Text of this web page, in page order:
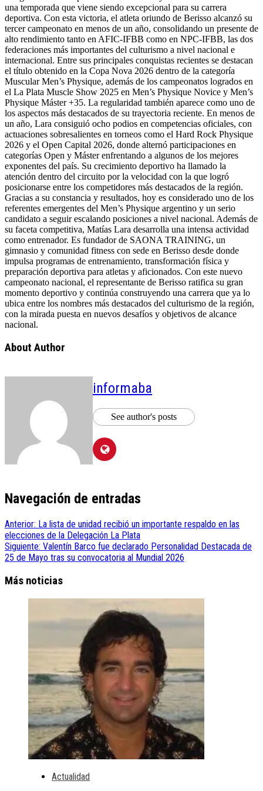
una temporada que viene siendo excepcional para su carrera
deportiva. Con esta victoria, el atleta oriundo de Berisso alcanzó su
tercer campeonato en menos de un año, consolidando un presente de
alto rendimiento tanto en AFIC-IFBB como en NPC-IFBB, las dos
federaciones más importantes del culturismo a nivel nacional e
internacional. Entre sus principales conquistas recientes se destacan
el título obtenido en la Copa Nova 2026 dentro de la categoría
Muscular Men’s Physique, además de los campeonatos logrados en
el La Plata Muscle Show 2025 en Men’s Physique Novice y Men’s
Physique Máster +35. La regularidad también aparece como uno de
los aspectos más destacados de su trayectoria reciente. En menos de
un año, Lara consiguió ocho podios en competencias oficiales, con
actuaciones sobresalientes en torneos como el Hard Rock Physique
2026 y el Open Capital 2026, donde alternó participaciones en
categorías Open y Máster enfrentando a algunos de los mejores
exponentes del país. Su crecimiento deportivo ha llamado la
atención dentro del circuito por la velocidad con la que logró
posicionarse entre los competidores más destacados de la región.
Gracias a su constancia y resultados, hoy es considerado uno de los
referentes emergentes del Men’s Physique argentino y un serio
candidato a seguir escalando posiciones a nivel nacional. Además de
su faceta competitiva, Matías Lara desarrolla una intensa actividad
como entrenador. Es fundador de SAONA TRAINING, un
gimnasio y comunidad fitness con sede en Berisso desde donde
impulsa programas de entrenamiento, transformación física y
preparación deportiva para atletas y aficionados. Con este nuevo
campeonato nacional, el representante de Berisso ratifica su gran
momento deportivo y continúa construyendo una carrera que ya lo
ubica entre los nombres más destacados del culturismo de la región,
con la mirada puesta en nuevos desafíos y objetivos de alcance
nacional.
About Author
informaba
See author's posts
Navegación de entradas
Anterior: La lista de unidad recibió un importante respaldo en las
elecciones de la Delegación La Plata
Siguiente: Valentín Barco fue declarado Personalidad Destacada de
25 de Mayo tras su convocatoria al Mundial 2026
Más noticias
Actualidad